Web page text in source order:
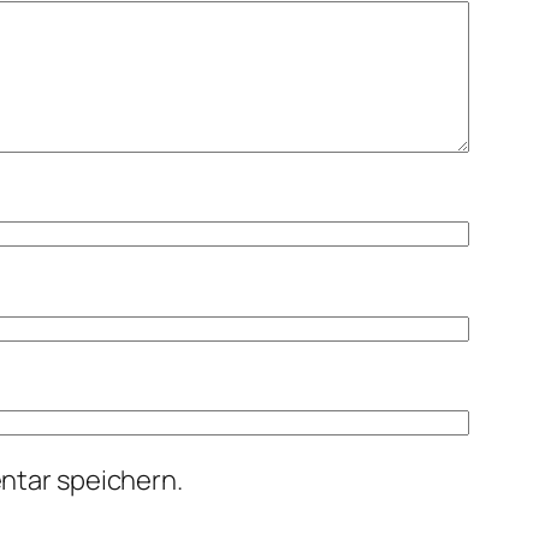
speichern.